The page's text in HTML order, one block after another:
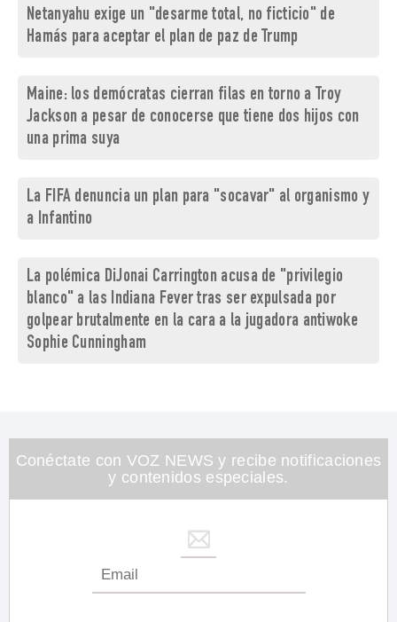
Netanyahu exige un "desarme total, no ficticio" de
Hamás para aceptar el plan de paz de Trump
Maine: los demócratas cierran filas en torno a Troy
Jackson a pesar de conocerse que tiene dos hijos con
una prima suya
La FIFA denuncia un plan para "socavar" al organismo y
a Infantino
La polémica DiJonai Carrington acusa de "privilegio
blanco" a las Indiana Fever tras ser expulsada por
golpear brutalmente en la cara a la jugadora antiwoke
Sophie Cunningham
Conéctate con VOZ NEWS y recibe notificaciones
y contenidos especiales.